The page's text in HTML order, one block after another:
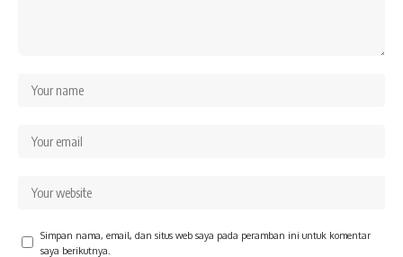
Simpan nama, email, dan situs web saya pada peramban ini untuk komentar
saya berikutnya.